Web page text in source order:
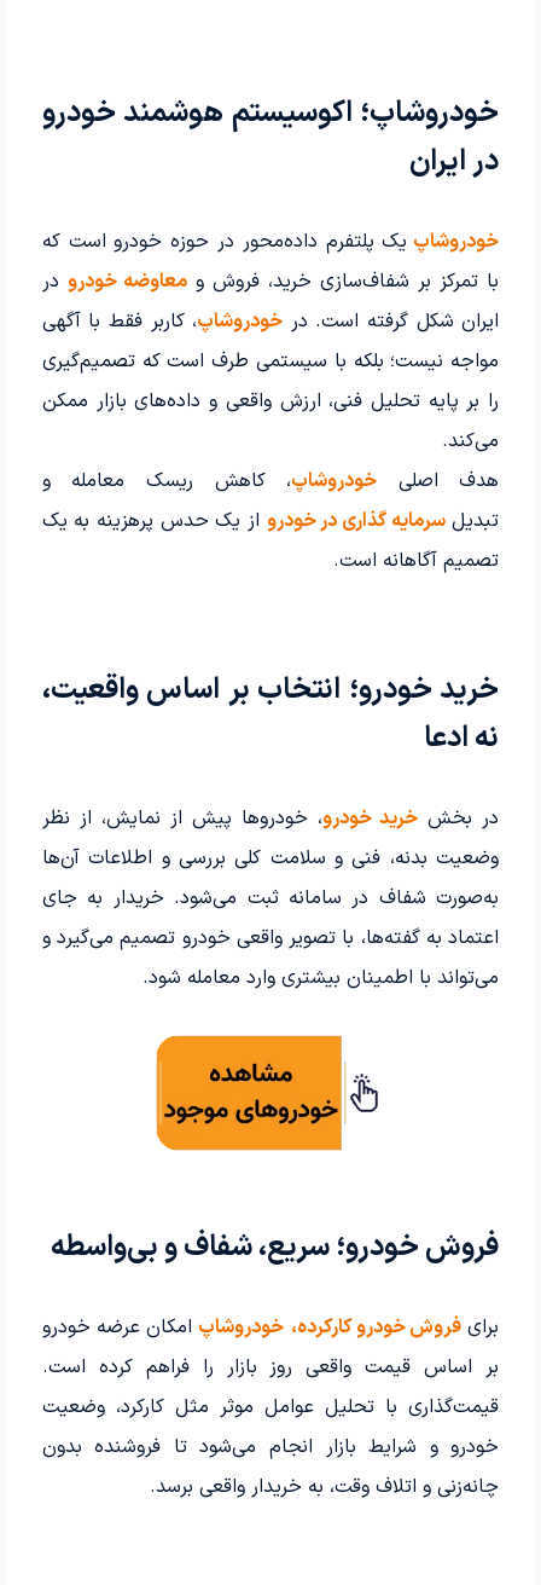
خودروشاپ؛ اکوسیستم هوشمند خودرو
در ایران
خودروشاپ یک پلتفرم داده‌محور در حوزه خودرو است که
با تمرکز بر شفاف‌سازی خرید، فروش ومعاوضه خودرو در
ایران شکل گرفته است. در خودروشاپ، کاربر فقط با آگهی
مواجه نیست؛ بلکه با سیستمی طرف است که تصمیم‌گیری
را بر پایه تحلیل فنی، ارزش واقعی و داده‌های بازار ممکن
می‌کند.
هدف اصلی خودروشاپ، کاهش ریسک معامله و
تبدیلسرمایه گذاری در خودرو از یک حدس پرهزینه به یک
تصمیم آگاهانه است.
خرید خودرو؛ انتخاب بر اساس واقعیت،
نه ادعا
در بخش خرید خودرو، خودروها پیش از نمایش، از نظر
وضعیت بدنه، فنی و سلامت کلی بررسی و اطلاعات آن‌ها
به‌صورت شفاف در سامانه ثبت می‌شود. خریدار به جای
اعتماد به گفته‌ها، با تصویر واقعی خودرو تصمیم می‌گیرد و
می‌تواند با اطمینان بیشتری وارد معامله شود.
فروش خودرو؛ سریع، شفاف و بی‌واسطه
برای فروش خودرو کارکرده، خودروشاپ امکان عرضه خودرو
بر اساس قیمت واقعی روز بازار را فراهم کرده است.
قیمت‌گذاری با تحلیل عوامل موثر مثل کارکرد، وضعیت
خودرو و شرایط بازار انجام می‌شود تا فروشنده بدون
چانه‌زنی و اتلاف وقت، به خریدار واقعی برسد.